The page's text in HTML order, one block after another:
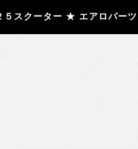
５スクーター ★ エアロパー